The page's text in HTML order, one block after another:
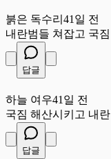
붉은 독수리 41일 전
내란범들 쳐잡고 국
답글
하늘 여우41일 전
국짐 해산시키고 내
답글